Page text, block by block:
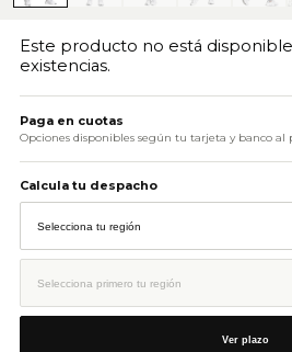
Este producto no está
existencias.
Paga en cuotas
Opciones disponibles según tu tarjeta y banco al
Calcula tu despacho
Ver plazo